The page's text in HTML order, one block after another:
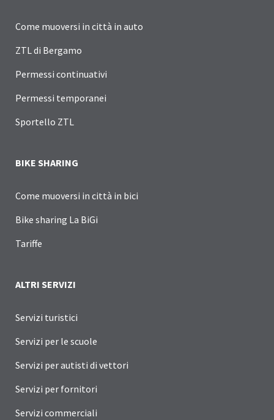
Come muoversi in città in auto
ZTL di Bergamo
Permessi continuativi
Permessi temporanei
Sportello ZTL
BIKE SHARING
Come muoversi in città in bici
Bike sharing La BiGi
Tariffe
ALTRI SERVIZI
Servizi turistici
Servizi per le scuole
Servizi per autisti di vettori
Servizi per fornitori
Servizi commerciali